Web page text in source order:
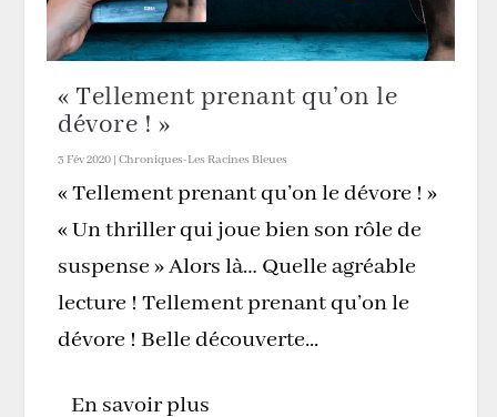
« Tellement prenant qu’on le
dévore ! »
3 Fév 2020 |Chroniques-Les Racines Bleues
« Tellement prenant qu’on le dévore ! »
« Un thriller qui joue bien son rôle de
suspense » Alors là… Quelle agréable
lecture ! Tellement prenant qu’on le
dévore ! Belle découverte...
En savoir plus